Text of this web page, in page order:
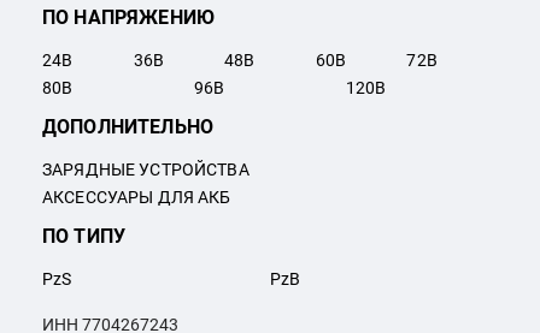
ПО НАПРЯЖЕНИЮ
24В 36В 48В 60В 72В
80В 96В 120В
ПО ТИПУ
PzS PzB
ДОПОЛНИТЕЛЬНО
ЗАРЯДНЫЕ УСТРОЙСТВА
АКСЕССУАРЫ ДЛЯ АКБ
ИНН 7704267243